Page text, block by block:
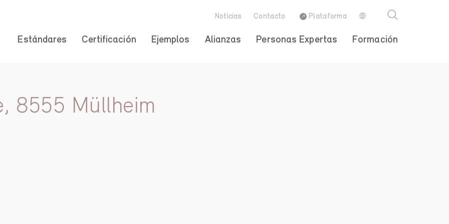
Estándares Certificación Ejemplos Alianzas Personas Expertas Formación
Noticias Contacto Plataforma
8555 Müllheim